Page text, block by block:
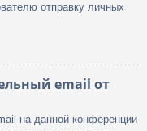
отправку личных
email от
на данной конференции